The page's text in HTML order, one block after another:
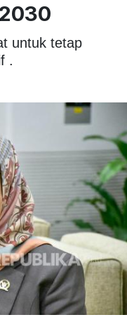
untuk tetap
.